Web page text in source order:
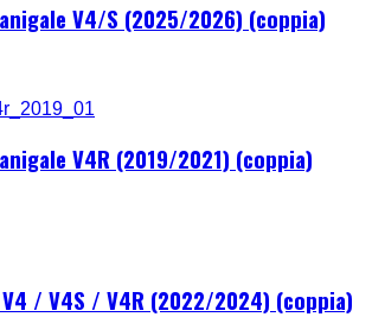
V4/S (2025/2026) (coppia)
V4R (2019/2021) (coppia)
/ V4S / V4R (2022/2024) (coppia)